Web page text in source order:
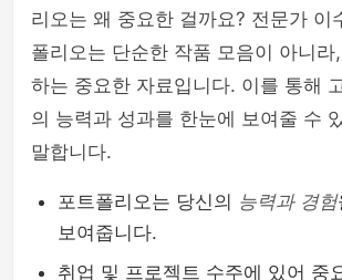
리오는 왜 중요한 걸까요? 전문가 이
폴리오는 단순한 작품 모음이 아니라
하는 중요한 자료입니다. 이를 통해
의 능력과 성과를 한눈에 보여줄 수
말합니다.
포트폴리오는 당신의 능력과 경험
보여줍니다.
취업 및 프로젝트 수주에 있어 중